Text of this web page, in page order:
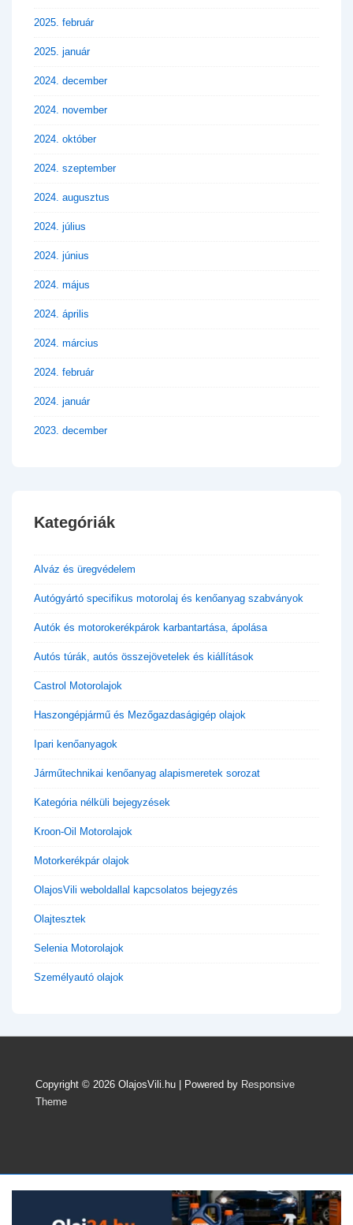
2025. február
2025. január
2024. december
2024. november
2024. október
2024. szeptember
2024. augusztus
2024. július
2024. június
2024. május
2024. április
2024. március
2024. február
2024. január
2023. december
Kategóriák
Alváz és üregvédelem
Autógyártó specifikus motorolaj és kenőanyag szabványok
Autók és motorokerékpárok karbantartása, ápolása
Autós túrák, autós összejövetelek és kiállítások
Castrol Motorolajok
Haszongépjármű és Mezőgazdaságigép olajok
Ipari kenőanyagok
Járműtechnikai kenőanyag alapismeretek sorozat
Kategória nélküli bejegyzések
Kroon-Oil Motorolajok
Motorkerékpár olajok
OlajosVili weboldallal kapcsolatos bejegyzés
Olajtesztek
Selenia Motorolajok
Személyautó olajok
Copyright © 2026 OlajosVili.hu | Powered by Responsive
Theme